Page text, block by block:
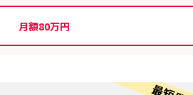
月額80万円